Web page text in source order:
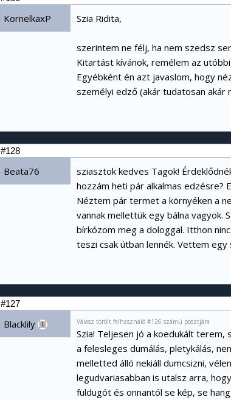
KornelkaxP Szia Ridita,
szerintem ne félj, ha nem szedsz
Kitartást kívánok, remélem az
Egyébként én azt javaslom, hogy
személyi edző (akár tudatosan
#128
Beata76
sziasztok kedves Tagok!
hozzám heti pár alkalmas edzésre?
Néztem pár termet a környéken a
vannak mellettük egy bálna vagyok.
bírkózom meg a dologgal. Itthon
teszi csak útban lennék. Vettem
#127
Blacklily 1 Válasz törölt felhasználó #126 számú posztjára
Szia! Teljesen jó a koedukált terem,
a felesleges dumálás, pletykálás,
melletted álló nekiáll dumcsizni,
legudvariasabban is utalsz arra,
füldugót és onnantól se kép, se